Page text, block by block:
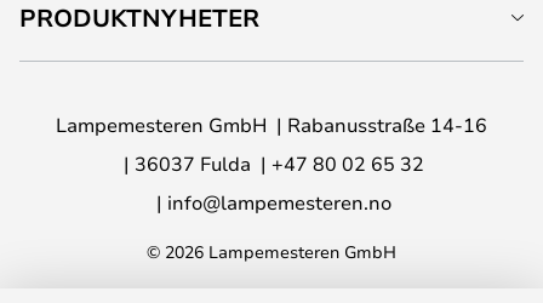
PRODUKTNYHETER
Lampemesteren GmbH
Rabanusstraße 14-16
36037 Fulda
+47 80 02 65 32
info@lampemesteren.no
© 2026 Lampemesteren GmbH